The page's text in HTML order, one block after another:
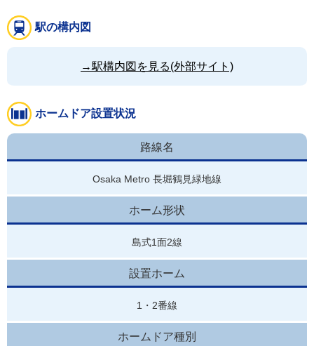
駅の構内図
→駅構内図を見る(外部サイト)
ホームドア設置状況
路線名
Osaka Metro 長堀鶴見緑地線
ホーム形状
島式1面2線
設置ホーム
1・2番線
ホームドア種別